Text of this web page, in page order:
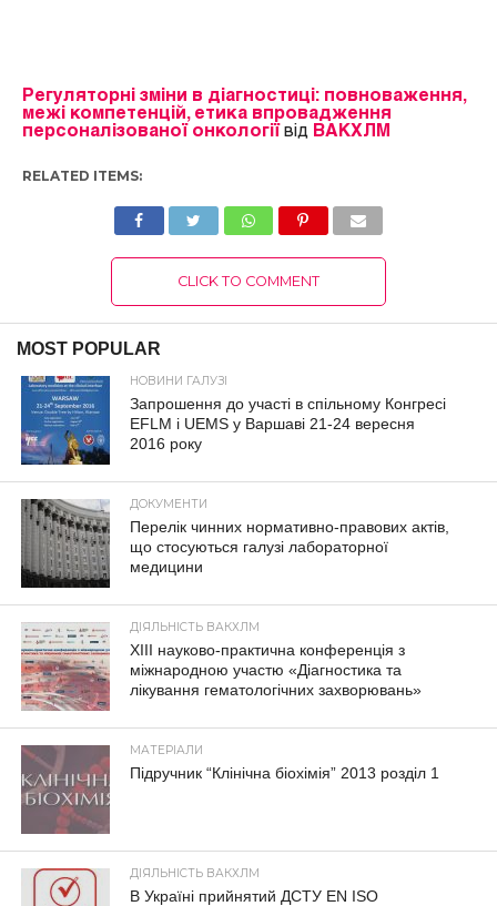
Регуляторні зміни в діагностиці: повноваження,
межі компетенцій, етика впровадження
персоналізованої онкології
від ВАКХЛМ
RELATED ITEMS:
CLICK TO COMMENT
MOST POPULAR
НОВИНИ ГАЛУЗІ
Запрошення до участі в спільному Конгресі
EFLM і UEMS у Варшаві 21-24 вересня
2016 року
ДОКУМЕНТИ
Перелік чинних нормативно-правових актів,
що стосуються галузі лабораторної
медицини
ДІЯЛЬНІСТЬ ВАКХЛМ
XIII науково-практична конференція з
міжнародною участю «Діагностика та
лікування гематологічних захворювань»
МАТЕРІАЛИ
Підручник “Клінічна біохімія” 2013 розділ 1
ДІЯЛЬНІСТЬ ВАКХЛМ
В Україні прийнятий ДСТУ EN ISO